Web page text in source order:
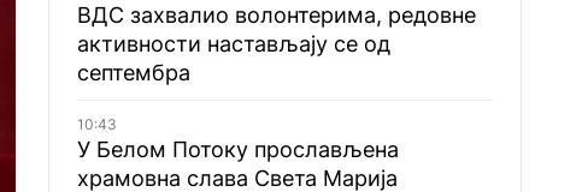
ВДС захвалио волонтерима, редовне
активности настављају се од
септембра
10:43
У Белом Потоку прослављена
храмовна слава Света Марија